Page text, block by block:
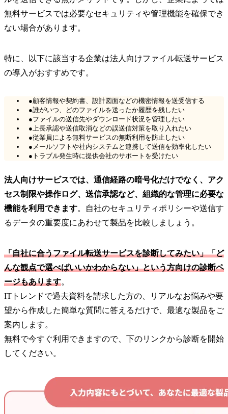
無料サービスでは必要なセキュリティや管理機能を確保でき
ない場合があります。
特に、以下に該当する企業は法人向けファイル転送サービス
の導入がおすすめです。
●顧客情報や契約書、設計図面などの機密情報を送受信する
●誰がいつ、どのファイルを送ったか履歴を残したい
●ファイルの送信先やダウンロード状況を管理したい
●上長承認や送信取消などの誤送信対策を取り入れたい
●従業員による無料サービスの無断利用を防止したい
●メールソフトや社内システムと連携して送信を効率化したい
●トラブル発生時に提供会社のサポートを受けたい
法人向けサービスでは、通信経路の暗号化だけでなく、アク
セス制限や操作ログ、送信承認など、組織的な管理に必要な
機能を利用できます。自社のセキュリティポリシーや送信す
るデータの重要度にあわせて製品を比較しましょう。
「自社に合うファイル転送サービスを診断してみたい」「ど
んな観点で選べばいいかわからない」という方向けの診断ペ
ージもあります。
ITトレンドで過去資料を請求した方の、リアルなお悩みや要
望から作成した簡単な質問に答えるだけで、最適な製品をご
案内します。
無料で今すぐ利用できますので、下のリンクから診断を開始
してください。